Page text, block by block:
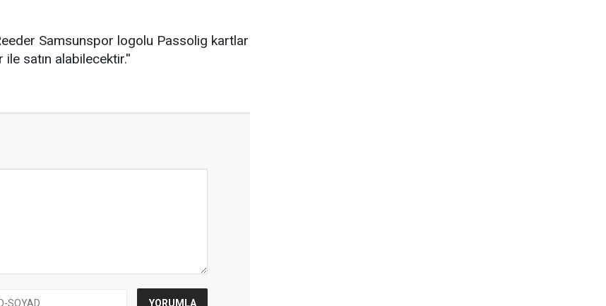
Samsunspor logolu Passolig kartlar
satın alabilecektir.''